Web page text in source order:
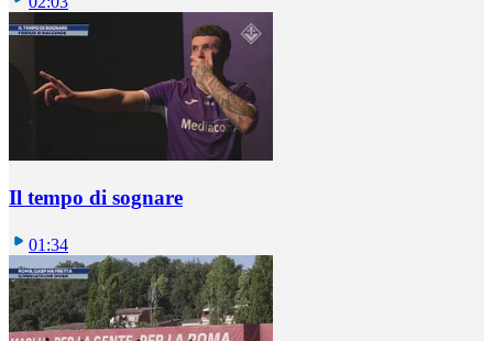
Il tempo di sognare
01:34